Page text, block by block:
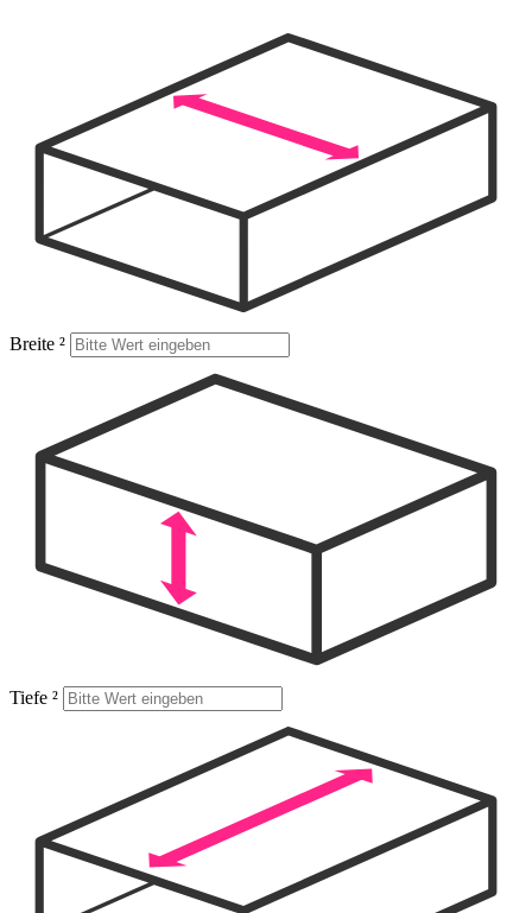
Breite ²
Tiefe ²